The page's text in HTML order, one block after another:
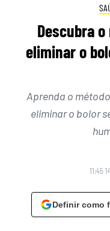
Descubra
eliminar o
Aprenda o
eliminar o bolor
11:45
Definir como